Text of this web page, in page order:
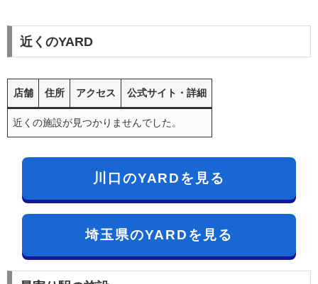
近くのYARD
店舗 住所 アクセス 公式サイト・詳細
近くの施設が見つかりませんでした。
川口のYARDを見る
埼玉県のYARDを見る